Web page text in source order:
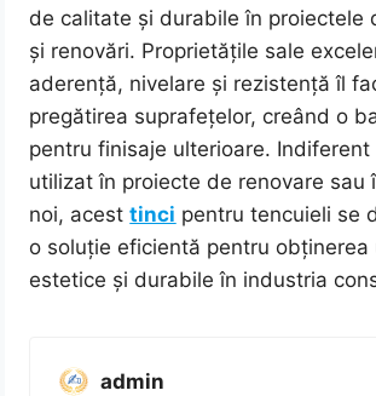
de calitate și durabile în proiectele
și renovări. Proprietățile sale
aderență, nivelare și rezistență îl
pregătirea suprafețelor, creând o
pentru finisaje ulterioare. Indiferent
utilizat în proiecte de renovare sau
noi, acesttinci pentru tencuieli se
o soluție eficientă pentru obținerea
estetice și durabile în industria
admin